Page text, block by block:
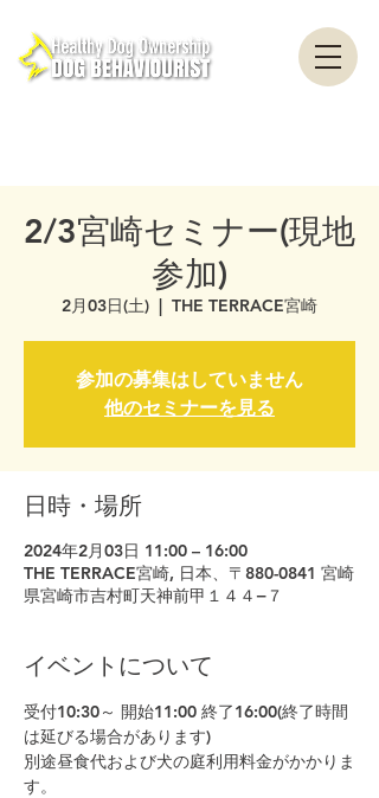
2/3宮崎セミナー(現地
参加)
2月03日(土)
  |
THE TERRACE宮崎
参加の募集はしていません
他のセミナーを見る
日時・場所
2024年2月03日 11:00 – 16:00
THE TERRACE宮崎, 日本、〒880-0841 宮崎
県宮崎市吉村町天神前甲１４４−７
イベントについて
受付10:30～ 開始11:00 終了16:00(終了時間
は延びる場合があります)
別途昼食代および犬の庭利用料金がかかりま
す。